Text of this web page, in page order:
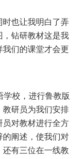
也让我明白了弄
钻研教材这是我
们的课堂才会更
校，进行鲁教版
研员为我们安排
员对教材进行全方
阐述，使我们对
有三位在一线教